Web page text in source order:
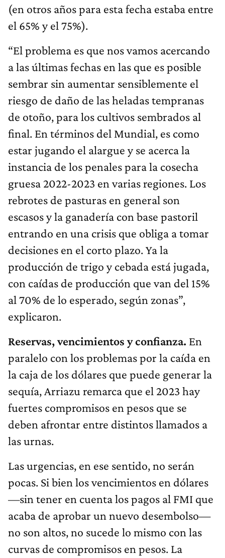
(en otros años para esta fecha estaba entre
el 65% y el 75%).
“El problema es que nos vamos acercando
a las últimas fechas en las que es posible
sembrar sin aumentar sensiblemente el
riesgo de daño de las heladas tempranas
de otoño, para los cultivos sembrados al
final. En términos del Mundial, es como
estar jugando el alargue y se acerca la
instancia de los penales para la cosecha
gruesa 2022-2023 en varias regiones. Los
rebrotes de pasturas en general son
escasos y la ganadería con base pastoril
entrando en una crisis que obliga a tomar
decisiones en el corto plazo. Ya la
producción de trigo y cebada está jugada,
con caídas de producción que van del 15%
al 70% de lo esperado, según zonas”,
explicaron.
Reservas, vencimientos y confianza. En
paralelo con los problemas por la caída en
la caja de los dólares que puede generar la
sequía, Arriazu remarca que el 2023 hay
fuertes compromisos en pesos que se
deben afrontar entre distintos llamados a
las urnas.
Las urgencias, en ese sentido, no serán
pocas. Si bien los vencimientos en dólares
—sin tener en cuenta los pagos al FMI que
acaba de aprobar un nuevo desembolso—
no son altos, no sucede lo mismo con las
curvas de compromisos en pesos. La